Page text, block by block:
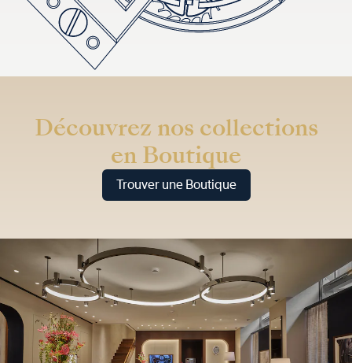
Découvrez nos collections
en Boutique
Trouver une Boutique